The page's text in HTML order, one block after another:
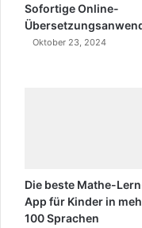
Sofortige Online-
Oktober 23, 2024
Die beste Mathe-
App für Kinder in
100 Sprachen